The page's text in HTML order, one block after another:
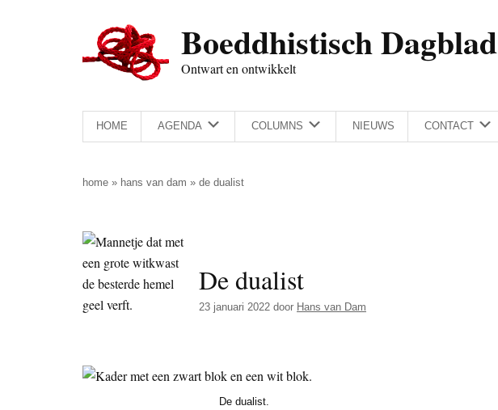
Boeddhistisch Dagblad
Ontwart en ontwikkelt
HOME AGENDA COLUMNS NIEUWS CONTACT
home » hans van dam » de dualist
De dualist
23 januari 2022 door Hans van Dam
De dualist.